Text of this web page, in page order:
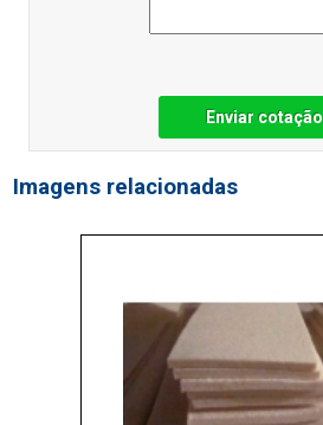
Enviar cotação
Imagens relacionadas